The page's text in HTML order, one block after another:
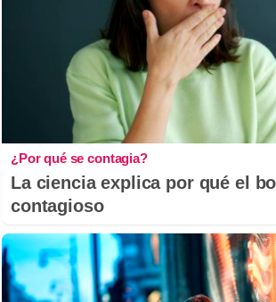
¿Por qué se contagia?
La ciencia explica por qué el
contagioso